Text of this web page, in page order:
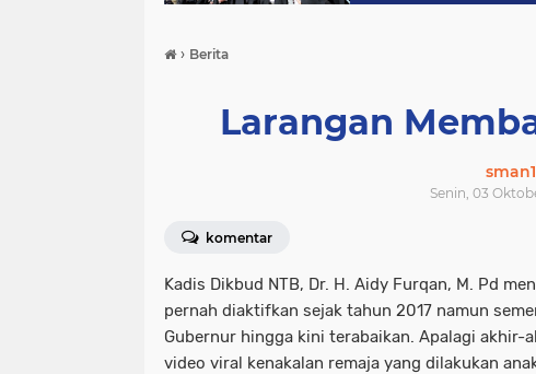
› Berita
Larangan
Senin, 03
komentar
Kadis Dikbud NTB, Dr. H. Aidy Furqan, M. Pd
pernah diaktifkan sejak tahun 2017 namun
Gubernur hingga kini terabaikan. Apalagi akhir-
video viral kenakalan remaja yang dilakukan